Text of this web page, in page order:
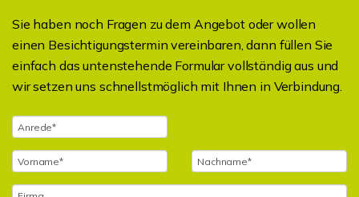
Sie haben noch Fragen zu dem Angebot oder wollen
einen Besichtigungstermin vereinbaren, dann füllen Sie
einfach das untenstehende Formular vollständig aus und
wir setzen uns schnellstmöglich mit Ihnen in Verbindung.